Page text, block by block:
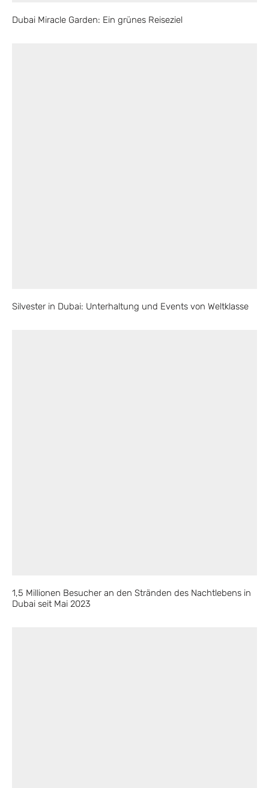
Dubai Miracle Garden: Ein grünes Reiseziel
Silvester in Dubai: Unterhaltung und Events von Weltklasse
1,5 Millionen Besucher an den Stränden des Nachtlebens in
Dubai seit Mai 2023